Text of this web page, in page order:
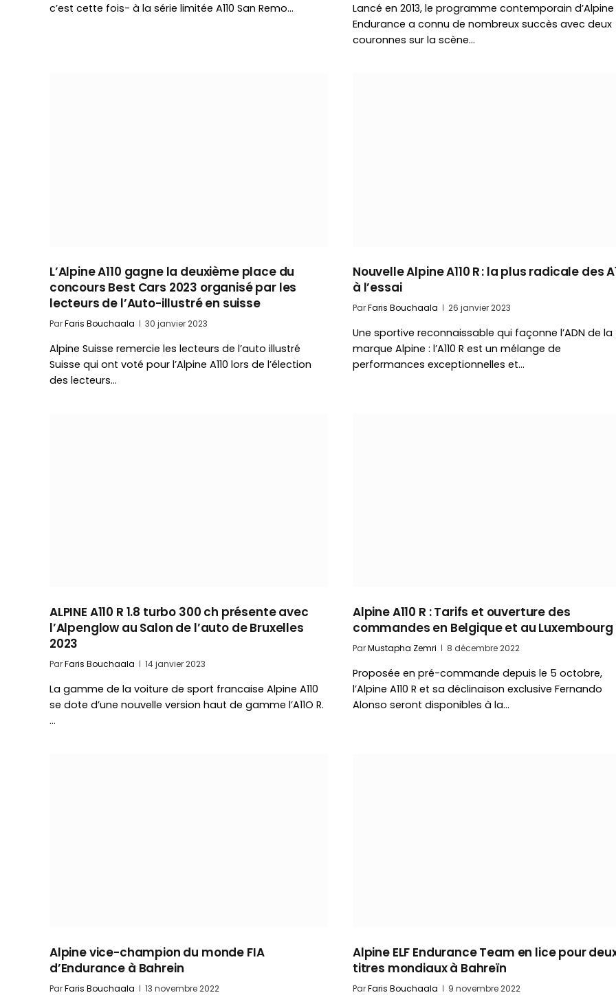
c’est cette fois- à la série limitée A110 San Remo…
Lancé en 2013, le programme contemporain
Endurance a connu de nombreux succès avec deux
couronnes sur la scène…
L’Alpine A110 gagne la deuxième place du
concours Best Cars 2023 organisé par les
lecteurs de l’Auto-illustré en suisse
ParFaris Bouchaala 30 janvier 2023
Alpine Suisse remercie les lecteurs de l’auto illustré
Suisse qui ont voté pour l’Alpine A110 lors de l’élection
des lecteurs…
Nouvelle Alpine A110 R : la plus radicale des
à l’essai
ParFaris Bouchaala 26 janvier 2023
Une sportive reconnaissable qui façonne l’ADN de la
marque Alpine : l’A110 R est un mélange de
performances exceptionnelles et…
ALPINE A110 R 1.8 turbo 300 ch présente avec
l’Alpenglow au Salon de l’auto de Bruxelles
2023
ParFaris Bouchaala 14 janvier 2023
La gamme de la voiture de sport francaise Alpine A110
se dote d’une nouvelle version haut de gamme l’A11O R.
…
Alpine A110 R : Tarifs et ouverture des
commandes en Belgique et au Luxembourg
ParMustapha Zemri 8 décembre 2022
Proposée en pré-commande depuis le 5 octobre,
l’Alpine A110 R et sa déclinaison exclusive Fernando
Alonso seront disponibles à la…
Alpine vice-champion du monde FIA
d’Endurance à Bahrein
ParFaris Bouchaala 13 novembre 2022
Alpine ELF Endurance Team en lice pour
titres mondiaux à Bahreïn
ParFaris Bouchaala 9 novembre 2022